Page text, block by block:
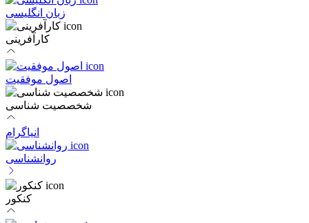
زبان انگلیسی
کارآفرینی
اصول موفقیت
شخصصیت شناسی
انیاگرام
روانشناسی
کنکور